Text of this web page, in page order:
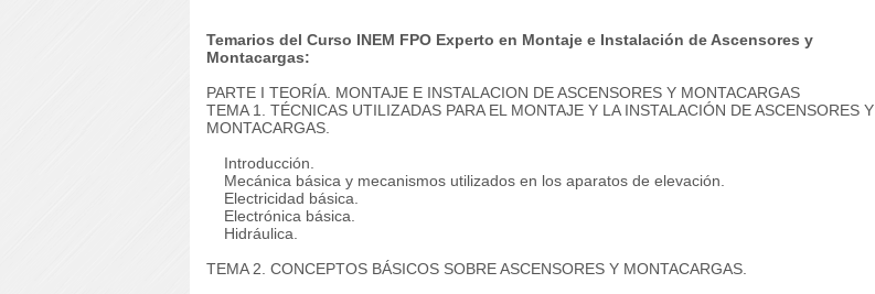
Temarios del Curso INEM FPO Experto en Montaje e Instalación de Ascensores y
Montacargas:
PARTE I TEORÍA. MONTAJE E INSTALACION DE ASCENSORES Y MONTACARGAS
TEMA 1. TÉCNICAS UTILIZADAS PARA EL MONTAJE Y LA INSTALACIÓN DE ASCENSORES Y
MONTACARGAS.
Introducción.
Mecánica básica y mecanismos utilizados en los aparatos de elevación.
Electricidad básica.
Electrónica básica.
Hidráulica.
TEMA 2. CONCEPTOS BÁSICOS SOBRE ASCENSORES Y MONTACARGAS.